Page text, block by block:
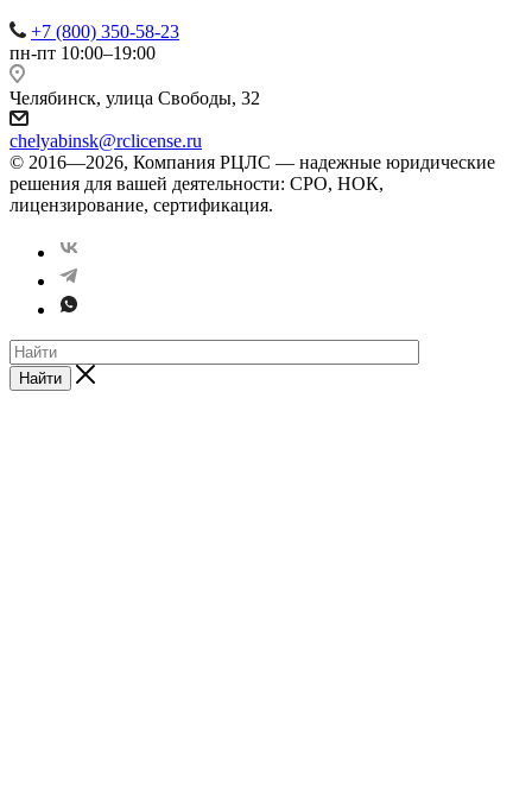
+7 (800) 350-58-23
пн-пт 10:00–19:00
Челябинск, ​улица Свободы, 32
chelyabinsk@rclicense.ru
© 2016—2026, Компания РЦЛС — надежные юридические
решения для вашей деятельности: СРО, НОК,
лицензирование, сертификация.
Найти